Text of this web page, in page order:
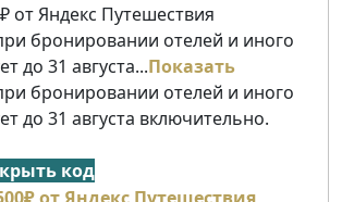
от Яндекс Путешествия
бронировании отелей и иного
до 31 августа...Показать
бронировании отелей и иного
до 31 августа включительно.
код